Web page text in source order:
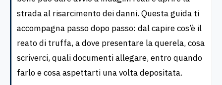
strada al risarcimento dei danni. Questa guida ti
accompagna passo dopo passo: dal capire cos’è il
reato di truffa, a dove presentare la querela, cosa
scriverci, quali documenti allegare, entro quando
farlo e cosa aspettarti una volta depositata.